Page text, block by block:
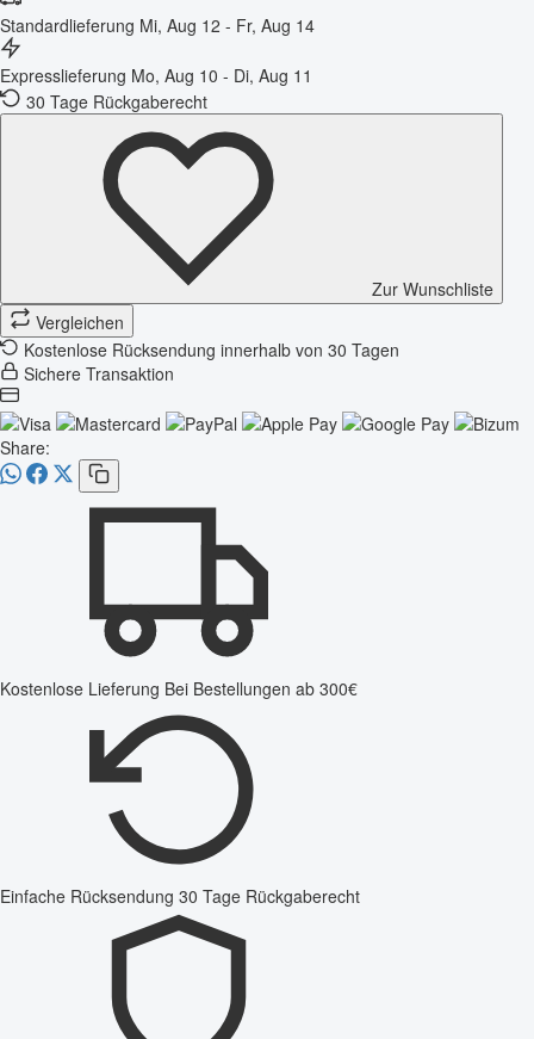
Standardlieferung Mi, Aug 12 - Fr, Aug 14
Expresslieferung Mo, Aug 10 - Di, Aug 11
30 Tage Rückgaberecht
Zur Wunschliste
Vergleichen
Kostenlose Rücksendung innerhalb von 30 Tagen
Sichere Transaktion
Share:
Kostenlose Lieferung Bei Bestellungen ab 300€
Einfache Rücksendung 30 Tage Rückgaberecht